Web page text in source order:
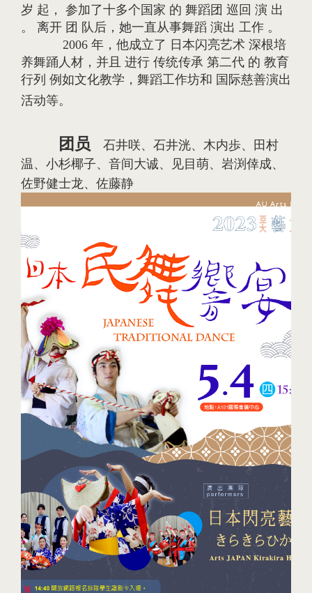
岁 起， 参加了十多个国家 的 舞蹈团 巡回 演 出
。 离开 团 队后，她一直从事舞蹈 演出 工作 。
2006 年，他成立了 日本闪亮艺术 深根培
养舞踊人材，并且 进行 传统传承 第二代 的 教育
行列 例如文化教学，舞蹈工作坊和 国际慈善演出
活动等。
团员
石井咲、石井洸、木内歩、田村
温、小杉椰子、音间大诚、见目萌、岩渕倖成、
佐野健士龙、佐藤静